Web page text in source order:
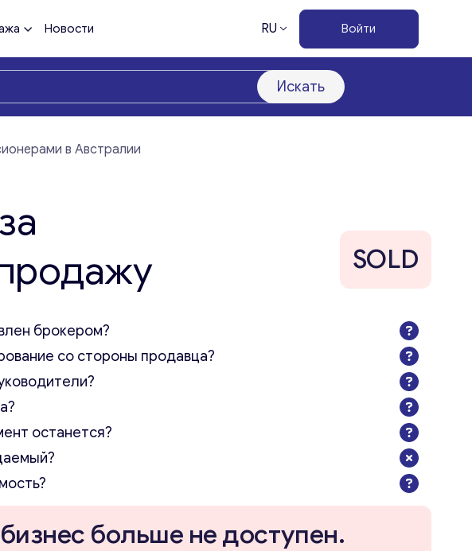
Новости RU Войти
Искать
в Австралии
SOLD
брокером?
со стороны продавца?
останется?
больше не доступен.